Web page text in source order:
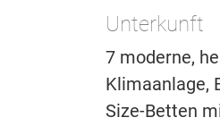
Unterkunft
7 moderne,
Klimaanlage,
Size-Betten